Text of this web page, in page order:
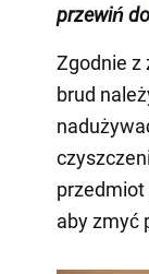
przewiń
Zgodnie z
brud
przedmiot
aby zmyć